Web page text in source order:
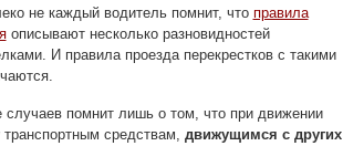
не каждый водитель помнит, что правила
описывают несколько разновидностей
И правила проезда перекрестков с такими
случаев помнит лишь о том, что при движении
транспортным средствам, движущимся с других